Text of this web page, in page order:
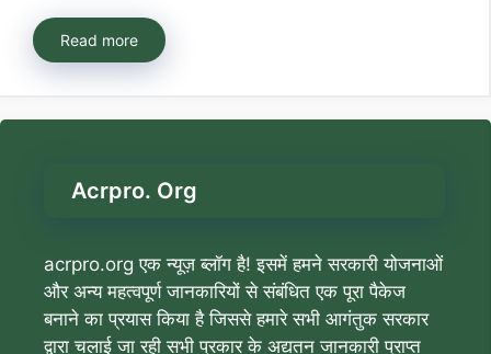
Read more
Acrpro. Org
acrpro.org एक न्यूज़ ब्लॉग है! इसमें हमने सरकारी योजनाओं
और अन्य महत्वपूर्ण जानकारियों से संबंधित एक पूरा पैकेज
बनाने का प्रयास किया है जिससे हमारे सभी आगंतुक सरकार
द्वारा चलाई जा रही सभी प्रकार के अद्यतन जानकारी प्राप्त